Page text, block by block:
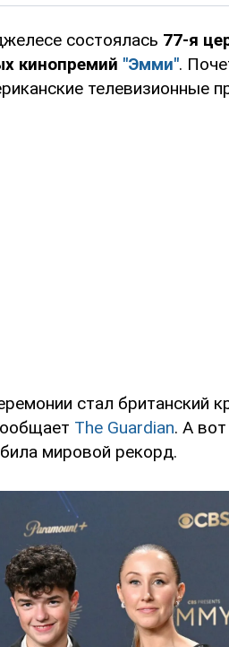
состоялась 77-я
кинопремий "Эмми".
телевизионные
стал британский
The Guardian. А
мировой рекорд.